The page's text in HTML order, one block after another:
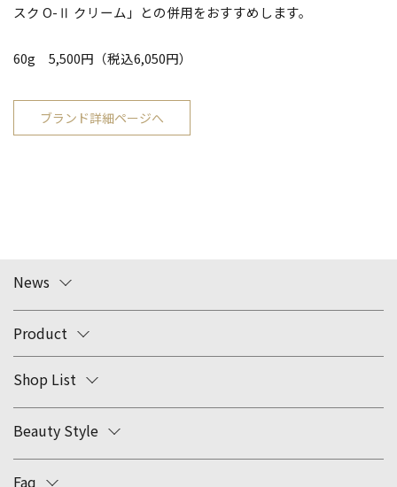
スク O-Ⅱ クリーム」との併用をおすすめします。
60g 5,500円（税込6,050円）
ブランド詳細ページへ
News
Product
Shop List
Beauty Style
Faq